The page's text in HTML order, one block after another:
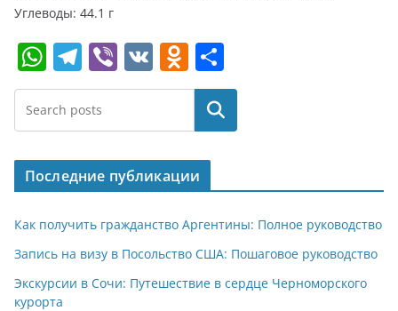
Углеводы: 44.1 г
W
h
at
s
A
p
p
T
el
e
gr
a
m
Vi
b
V
K
O
d
o
kl
a
ss
ni
ki
т
п
р
в
и
т
ь
Поиск
Последние публикации
Как получить гражданство Аргентины: Полное руководство
Запись на визу в Посольство США: Пошаговое руководство
Экскурсии в Сочи: Путешествие в сердце Черноморского
курорта